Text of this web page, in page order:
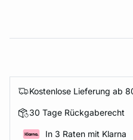
Kostenlose Lieferung ab
30 Tage Rückgaberecht
In 3 Raten mit Klarna